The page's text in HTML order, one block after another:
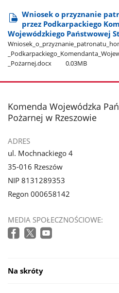
Wniosek o przyznanie
przez Podkarpackiego
Wojewódzkiego Państwowej
_Pożarnej.docx
0.03MB
stopka
Komenda Wojewódzka
Pożarnej w Rzeszowie
ADRES
ul. Mochnackiego 4
35-016 Rzeszów
NIP 8131289353
Regon 000658142
MEDIA SPOŁECZNOŚCIOWE:
Na skróty